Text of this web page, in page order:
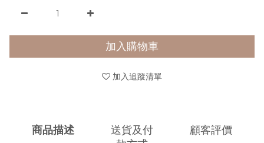
加入購物車
加入追蹤清單
商品描述
送貨及付
顧客評價